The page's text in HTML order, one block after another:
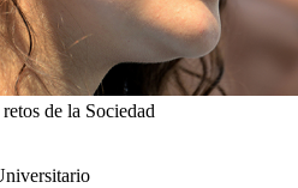
de la Sociedad